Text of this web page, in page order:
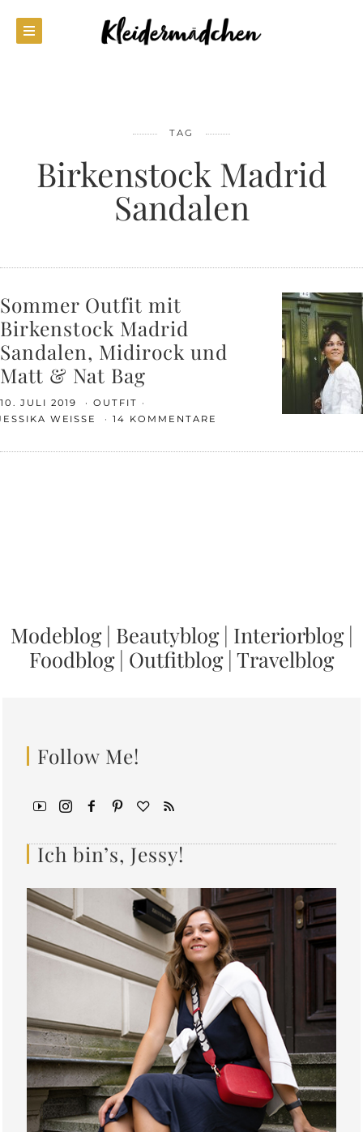
TAG
Birkenstock Madrid
Sandalen
Sommer Outfit mit
Birkenstock Madrid
Sandalen, Midirock und
Matt & Nat Bag
10. JULI 2019
OUTFIT
WEISSE
14 KOMMENTARE
Modeblog| Beautyblog| Interiorblog|
Foodblog| Outfitblog| Travelblog
Follow Me!
Ich bin’s, Jessy!